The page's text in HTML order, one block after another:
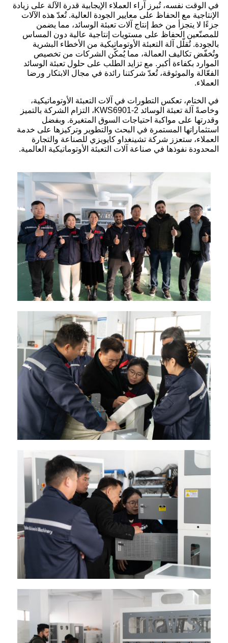
في الوقت نفسه، تُبرز آراء العملاء الإيجابية قدرة الآلة على زيادة
الإنتاجية مع الحفاظ على معايير الجودة العالية. تُعدّ هذه الآلات
جزءًا لا يتجزأ من خط إنتاج آلات تعبئة الوسائد، مما يضمن
للمصنّعين الحفاظ على مستويات إنتاجية عالية دون المساس
بالجودة. تُقلّل آلة التعبئة الأوتوماتيكية من الأخطاء البشرية
وتُخفّض تكاليف العمالة، مما يُمكّن الشركات من تخصيص
الموارد بكفاءة أكبر. مع تزايد الطلب على حلول تعبئة الوسائد
الفعّالة والموثوقة، تُعدّ شركتنا رائدة في مجال الابتكار ورضا
العملاء.
في الختام، تعكس التطورات في آلات التعبئة الأوتوماتيكية،
وخاصةً آلة تعبئة الوسائد KWS6901-2، التزام الشركة بالتميز
وقدرتها على مواكبة احتياجات السوق المتغيرة. وبفضل
استثماراتها المستمرة في البحث والتطوير وتركيزها على خدمة
العملاء، ستعزز شركة تشينغداو كايويزي للصناعة والتجارة
المحدودة نفوذها في صناعة آلات التعبئة الأوتوماتيكية العالمية.